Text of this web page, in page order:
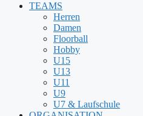
TEAMS
Herren
Damen
Floorball
Hobby
U15
U13
U11
U9
U7 & Laufschule